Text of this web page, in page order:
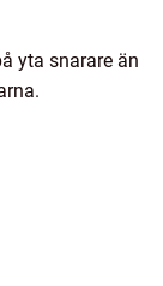
yta snarare än